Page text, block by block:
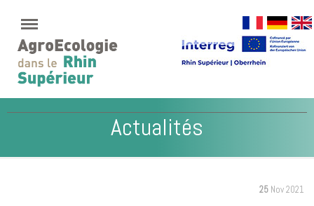
Actualités
25 Nov 2021